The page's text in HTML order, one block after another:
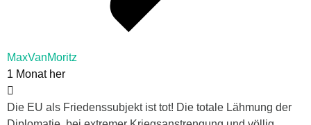
MaxVanMoritz
1 Monat her
Die EU als Friedenssubjekt ist tot! Die totale Lähmung der